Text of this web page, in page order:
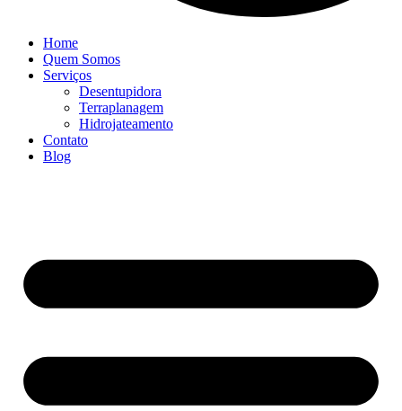
Home
Quem Somos
Serviços
Desentupidora
Terraplanagem
Hidrojateamento
Contato
Blog